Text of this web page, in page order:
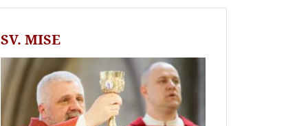
SV. MISE